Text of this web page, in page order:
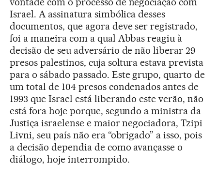
Israel. A assinatura simbólica desses
documentos, que agora deve ser registrado,
foi a maneira com a qual Abbas reagiu à
decisão de seu adversário de não liberar 29
presos palestinos, cuja soltura estava prevista
para o sábado passado. Este grupo, quarto de
um total de 104 presos condenados antes de
1993 que Israel está liberando este verão, não
está fora hoje porque, segundo a ministra da
Justiça israelense e maior negociadora, Tzipi
Livni, seu país não era “obrigado” a isso, pois
a decisão dependia de como avançasse o
diálogo, hoje interrompido.